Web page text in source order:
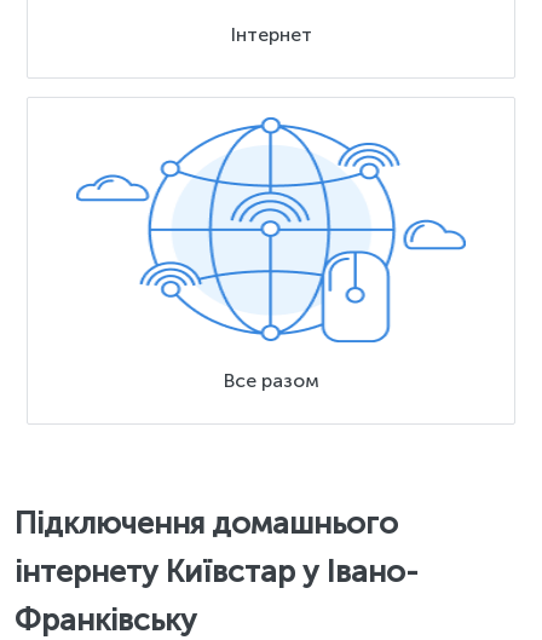
Інтернет
Все разом
Підключення домашнього
інтернету Київстар у Івано-
Франківську